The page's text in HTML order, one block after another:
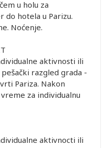
u holu za
do hotela u Parizu.
Noćenje.
aktivnosti ili
razgled grada -
Pariza. Nakon
za individualnu
aktivnocti ili